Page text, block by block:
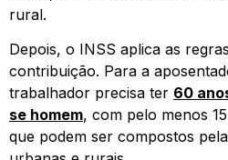
rural.
Depois, o INSS aplica as
contribuição. Para a
trabalhador precisa ter 60
se homem, com pelo menos
que podem ser compostos